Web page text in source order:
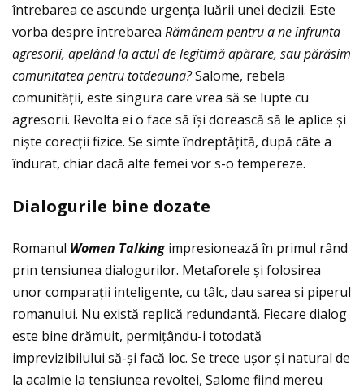
întrebarea ce ascunde urgenţa luării unei decizii. Este
vorba despre întrebarea Rămânem pentru a ne înfrunta
agresorii, apelând la actul de legitimă apărare, sau părăsim
comunitatea pentru totdeauna?Salome, rebela
comunităţii, este singura care vrea să se lupte cu
agresorii. Revolta ei o face să își dorească să le aplice și
niște corecţii fizice. Se simte îndreptăţită, după câte a
îndurat, chiar dacă alte femei vor s-o tempereze.
Dialogurile bine dozate
Romanul Women Talkingimpresionează în primul rând
prin tensiunea dialogurilor. Metaforele și folosirea
unor comparaţii inteligente, cu tâlc, dau sarea și piperul
romanului. Nu există replică redundantă. Fiecare dialog
este bine drămuit, permiţându-i totodată
imprevizibilului să-și facă loc. Se trece ușor și natural de
la acalmie la tensiunea revoltei, Salome fiind mereu